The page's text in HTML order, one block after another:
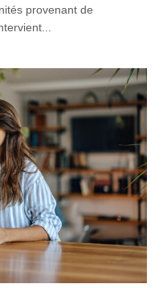
provenant de